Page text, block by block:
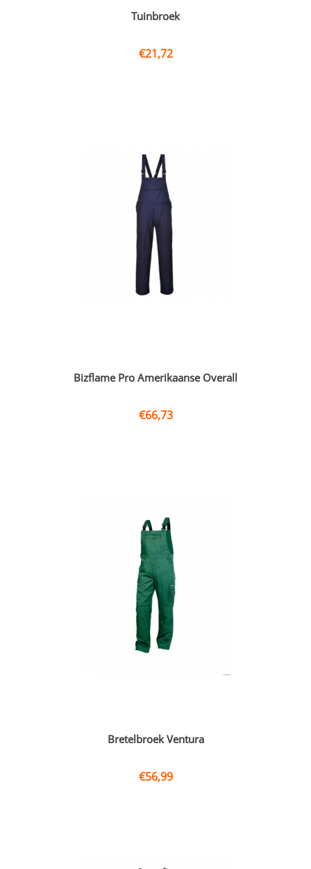
Tuinbroek
€21,72
Bizflame Pro Amerikaanse Overall
€66,73
Bretelbroek Ventura
€56,99